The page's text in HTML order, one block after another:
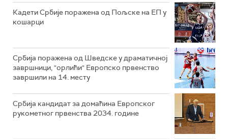
Кадети Србије поражена од Пољске на ЕП у
кошарци
Србија поражена од Шведске у драматичној
завршници, "орлићи" Европско првенство
завршили на 14. месту
Србија кандидат за домаћина Европског
рукометног првенства 2034. године